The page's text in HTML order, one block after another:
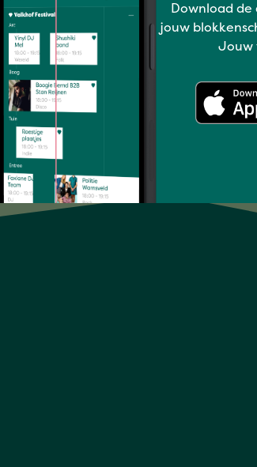
ISKANDR
Volledig programma
Download
jouw
Jouw